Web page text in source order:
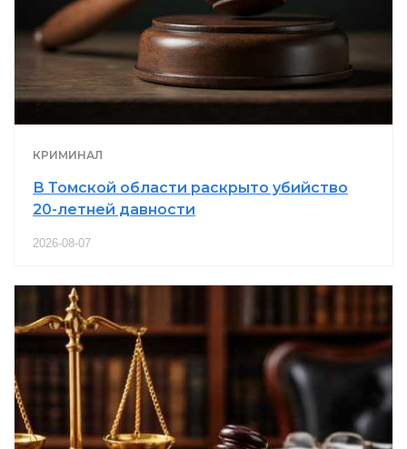
КРИМИНАЛ
В Томской области раскрыто убийство
20-летней давности
2026-08-07